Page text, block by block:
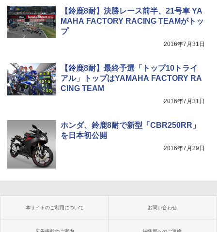
【鈴鹿8耐】決勝レース前半、21号車 YA
MAHA FACTORY RACING TEAMがトッ
プ
2016年7月31日
【鈴鹿8耐】最終予選「トップ10トライ
アル」トップはYAMAHA FACTORY RA
CING TEAM
2016年7月31日
ホンダ、鈴鹿8耐で新型「CBR250RR」
を日本初公開
2016年7月29日
本サイトのご利用について お問い合わせ